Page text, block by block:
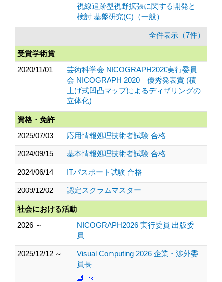
視線追跡型視野拡張に関する開発と
検討 基盤研究(C)（一般）
全件表示（7件）
受賞学術賞
2020/11/01
芸術科学会 NICOGRAPH2020実行委員
会 NICOGRAPH 2020 優秀発表賞 (積
上げ式凹凸マップによるディザリングの
立体化)
資格・免許
2025/07/03
応用情報処理技術者試験 合格
2024/09/15 基本情報処理技術者試験 合格
2024/06/14 ITパスポート試験 合格
2009/12/02 認定スクラムマスター
社会における活動
2026 ～
NICOGRAPH2026 実行委員 出版委
員
2025/12/12 ～
Visual Computing 2026 企業・渉外委
員長